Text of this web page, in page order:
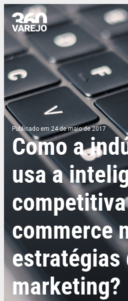
Publicado em 24 de maio de 2017
Como a
usa a
commerce
estratégias
marketing?